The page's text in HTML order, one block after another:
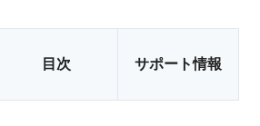
目次 サポート情報